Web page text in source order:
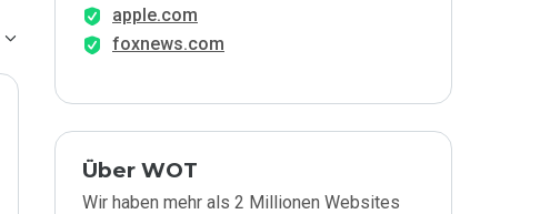
apple.com
foxnews.com
Über WOT
Wir haben mehr als 2 Millionen Websites